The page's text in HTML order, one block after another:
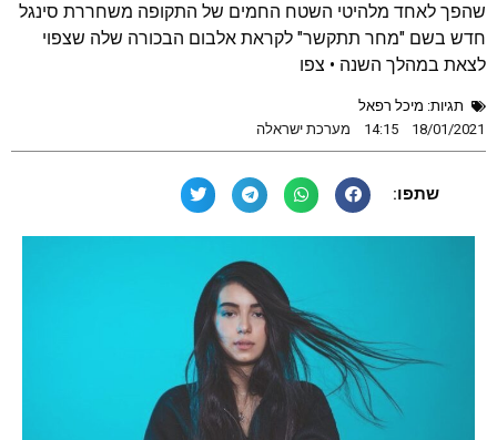
שהפך לאחד מלהיטי השטח החמים של התקופה משחררת סינגל
חדש בשם "מחר תתקשר" לקראת אלבום הבכורה שלה שצפוי
לצאת במהלך השנה • צפו
תגיות: מיכל רפאל
18/01/2021
14:15 מערכת ישראלה
שתפו: